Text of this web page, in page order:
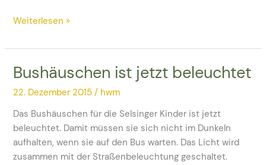
Weiterlesen »
Bushäuschen ist jetzt beleuchtet
22. Dezember 2015/ hwm
Das Bushäuschen für die Selsinger Kinder ist jetzt
beleuchtet. Damit müssen sie sich nicht im Dunkeln
aufhalten, wenn sie auf den Bus warten. Das Licht wird
zusammen mit der Straßenbeleuchtung geschaltet.
Bushäuschen
jetzt
beleuchtet